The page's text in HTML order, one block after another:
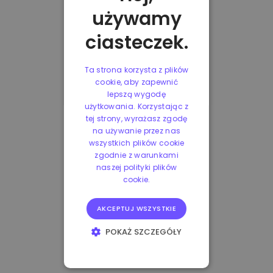
używamy
ciasteczek.
Ta strona korzysta z plików
cookie, aby zapewnić
lepszą wygodę
użytkowania. Korzystając z
tej strony, wyrażasz zgodę
na używanie przez nas
wszystkich plików cookie
zgodnie z warunkami
naszej polityki plików
cookie.
AKCEPTUJ WSZYSTKIE
POKAŻ SZCZEGÓŁY